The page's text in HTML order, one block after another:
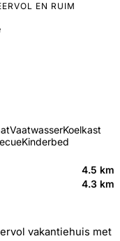
EN RUIM
VaatwasserKoelkast
Kinderbed
4.5 km
4.3 km
vakantiehuis met